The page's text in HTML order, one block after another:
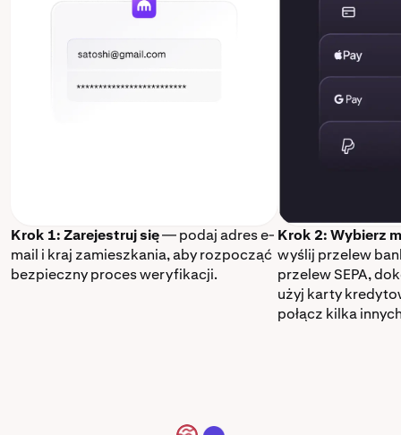
Krok 1: Zarejestruj się— podaj adres e-
mail i kraj zamieszkania, aby rozpocząć
bezpieczny proces weryfikacji.
Krok 2: Wybierz
wyślij przelew
przelew SEPA,
użyj karty
połącz kilka